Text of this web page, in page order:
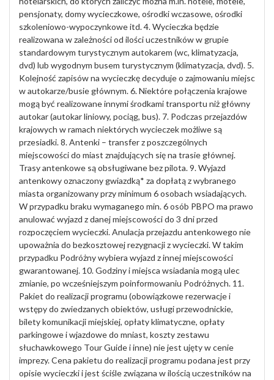
pensjonaty, domy wycieczkowe, ośrodki wczasowe, ośrodki
szkoleniowo-wypoczynkowe itd. 4. Wycieczka będzie
realizowana w zależności od ilości uczestników w grupie
standardowym turystycznym autokarem (wc, klimatyzacja,
dvd) lub wygodnym busem turystycznym (klimatyzacja, dvd). 5.
Kolejność zapisów na wycieczkę decyduje o zajmowaniu miejsc
w autokarze/busie głównym. 6. Niektóre połączenia krajowe
mogą być realizowane innymi środkami transportu niż główny
autokar (autokar liniowy, pociąg, bus). 7. Podczas przejazdów
krajowych w ramach niektórych wycieczek możliwe są
przesiadki. 8. Antenki – transfer z poszczególnych
miejscowości do miast znajdujących się na trasie głównej.
Trasy antenkowe są obsługiwane bez pilota. 9. Wyjazd
antenkowy oznaczony gwiazdką* za dopłatą z wybranego
miasta organizowany przy minimum 6 osobach wsiadających.
W przypadku braku wymaganego min. 6 osób PBPO ma prawo
anulować wyjazd z danej miejscowości do 3 dni przed
rozpoczęciem wycieczki. Anulacja przejazdu antenkowego nie
upoważnia do bezkosztowej rezygnacji z wycieczki. W takim
przypadku Podróżny wybiera wyjazd z innej miejscowości
gwarantowanej. 10. Godziny i miejsca wsiadania mogą ulec
zmianie, po wcześniejszym poinformowaniu Podróżnych. 11.
Pakiet do realizacji programu (obowiązkowe rezerwacje i
wstępy do zwiedzanych obiektów, usługi przewodnickie,
bilety komunikacji miejskiej, opłaty klimatyczne, opłaty
parkingowe i wjazdowe do mniast, koszty zestawu
słuchawkowego Tour Guide i inne) nie jest ujęty w cenie
imprezy. Cena pakietu do realizacji programu podana jest przy
opisie wycieczki i jest ściśle związana w ilością uczestników na